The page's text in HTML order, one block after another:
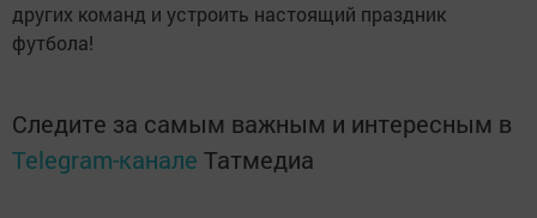
других команд и устроить настоящий праздник
футбола!
Следите за самым важным и интересным в
Telegram-канале Татмедиа